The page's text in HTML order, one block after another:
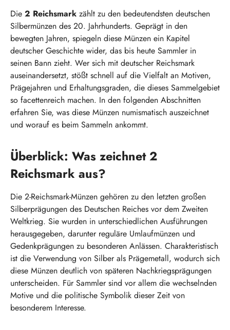
Die 2 Reichsmark zählt zu den bedeutendsten deutschen
Silbermünzen des 20. Jahrhunderts. Geprägt in den
bewegten Jahren, spiegeln diese Münzen ein Kapitel
deutscher Geschichte wider, das bis heute Sammler in
seinen Bann zieht. Wer sich mit deutscher Reichsmark
auseinandersetzt, stößt schnell auf die Vielfalt an Motiven,
Prägejahren und Erhaltungsgraden, die dieses Sammelgebiet
so facettenreich machen. In den folgenden Abschnitten
erfahren Sie, was diese Münzen numismatisch auszeichnet
und worauf es beim Sammeln ankommt.
Überblick: Was zeichnet 2
Reichsmark aus?
Die 2-Reichsmark-Münzen gehören zu den letzten großen
Silberprägungen des Deutschen Reiches vor dem Zweiten
Weltkrieg. Sie wurden in unterschiedlichen Ausführungen
herausgegeben, darunter reguläre Umlaufmünzen und
Gedenkprägungen zu besonderen Anlässen. Charakteristisch
ist die Verwendung von Silber als Prägemetall, wodurch sich
diese Münzen deutlich von späteren Nachkriegsprägungen
unterscheiden. Für Sammler sind vor allem die wechselnden
Motive und die politische Symbolik dieser Zeit von
besonderem Interesse.